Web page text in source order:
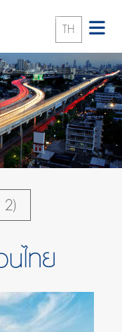
TH
(ทางด่วนขั้นที่ 2)
ไทย